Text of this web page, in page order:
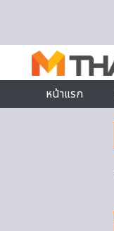
หน้าแรก